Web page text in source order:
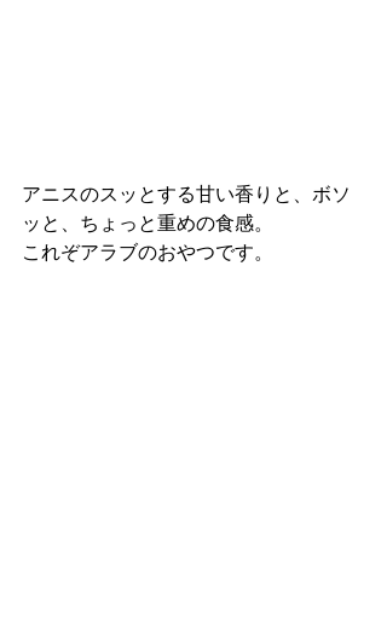
アニスのスッとする甘い香りと、ボソ
ッと、ちょっと重めの食感。
これぞアラブのおやつです。